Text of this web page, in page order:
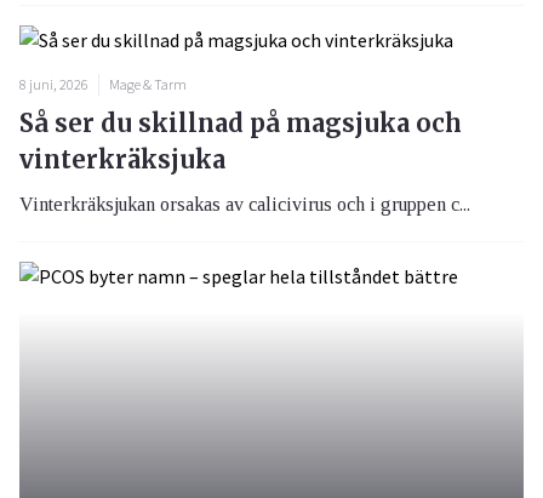
8 juni, 2026 Mage & Tarm
Så ser du skillnad på magsjuka och
vinterkräksjuka
Vinterkräksjukan orsakas av calicivirus och i gruppen c...